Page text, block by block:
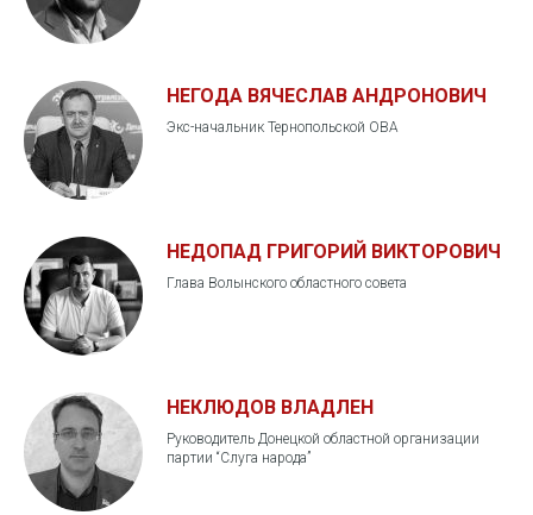
НЕГОДА ВЯЧЕСЛАВ АНДРОНОВИЧ
Экс-начальник Тернопольской ОВА
НЕДОПАД ГРИГОРИЙ ВИКТОРОВИЧ
Глава Волынского областного совета
НЕКЛЮДОВ ВЛАДЛЕН
Руководитель Донецкой областной организации
партии “Слуга народа”